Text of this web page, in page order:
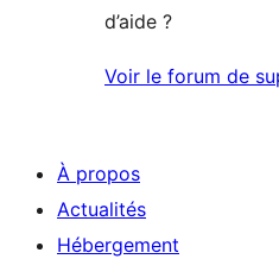
d’aide ?
Voir le forum de
À propos
Actualités
Hébergement